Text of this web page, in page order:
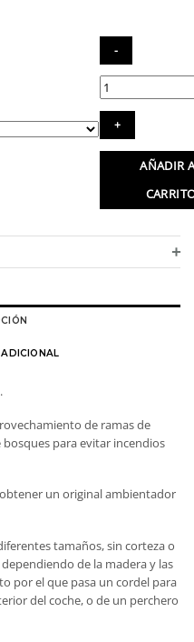
Ambientador
natural.
Difusor
aceites
AÑADIR
+
ADICIONAL
de ramas de
para evitar incendios
un original ambientador
tamaños, sin corteza o
de la madera y las
por el que pasa un cordel para
del coche, o de un perchero